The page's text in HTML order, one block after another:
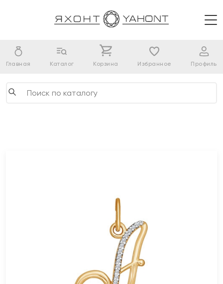
Главная Каталог Корзина Избранное Профиль